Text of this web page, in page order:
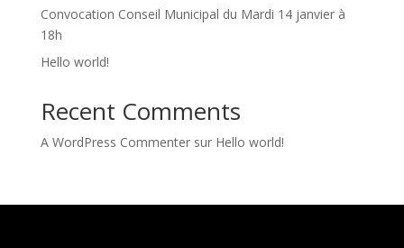
Convocation Conseil Municipal du Mardi 14 janvier à
18h
Hello world!
Recent Comments
A WordPress Commentersur Hello world!